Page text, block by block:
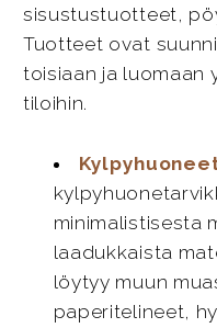
sisustustuotteet,
Tuotteet ovat
toisiaan ja luomaan
tiloihin.
minimalistisesta
laadukkaista
löytyy muun
paperitelineet,